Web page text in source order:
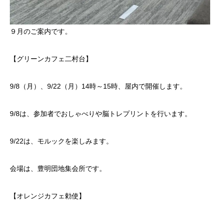
９月のご案内です。
【グリーンカフェ二村台】
9/8（月）、9/22（月）14時～15時、屋内で開催します。
9/8は、参加者でおしゃべりや脳トレプリントを行います。
9/22は、モルックを楽しみます。
会場は、豊明団地集会所です。
【オレンジカフェ勅使】